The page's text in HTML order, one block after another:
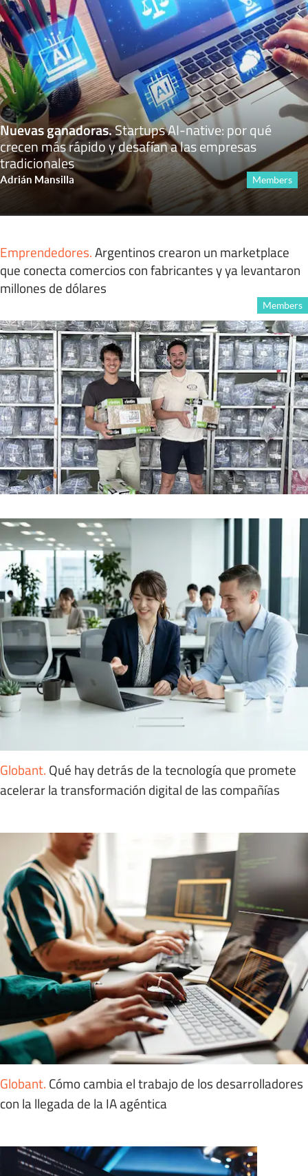
Nuevas ganadoras.Startups AI-native: por qué
crecen más rápido y desafían a las empresas
tradicionales
Adrián Mansilla Members
Emprendedores.Argentinos crearon un marketplace
que conecta comercios con fabricantes y ya levantaron
millones de dólares
Members
Globant. Qué hay detrás de la tecnología que promete
acelerar la transformación digital de las compañías
Globant. Cómo cambia el trabajo de los desarrolladores
con la llegada de la IA agéntica